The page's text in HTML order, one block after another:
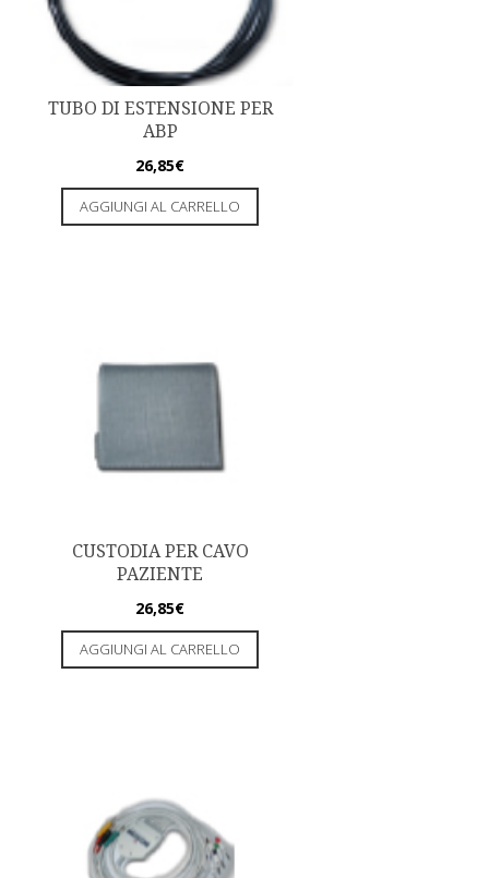
TUBO DI ESTENSIONE PER
ABP
26,85€
AGGIUNGI AL CARRELLO
CUSTODIA PER CAVO
PAZIENTE
26,85€
AGGIUNGI AL CARRELLO